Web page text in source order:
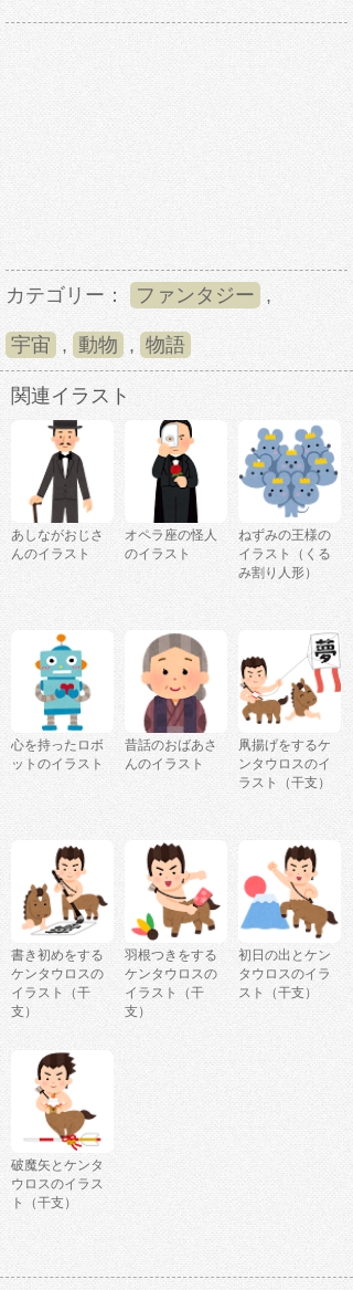
カテゴリー： ファンタジー ,
宇宙 , 動物 , 物語
関連イラスト
あしながおじさ
んのイラスト
オペラ座の怪人
のイラスト
ねずみの王様の
イラスト（くる
み割り人形）
心を持ったロボ
ットのイラスト
昔話のおばあさ
んのイラスト
凧揚げをするケ
ンタウロスのイ
ラスト（干支）
書き初めをする
ケンタウロスの
イラスト（干
支）
羽根つきをする
ケンタウロスの
イラスト（干
支）
初日の出とケン
タウロスのイラ
スト（干支）
破魔矢とケンタ
ウロスのイラス
ト（干支）